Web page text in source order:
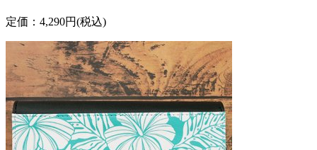
定価：4,290円(税込)